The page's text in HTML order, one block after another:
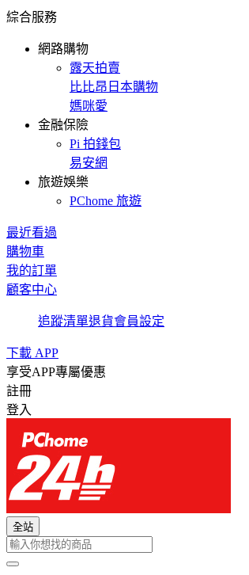
綜合服務
網路購物
露天拍賣
比比昂日本購物
媽咪愛
金融保險
Pi 拍錢包
易安網
旅遊娛樂
PChome 旅遊
最近看過
購物車
我的訂單
顧客中心
追蹤清單退貨會員設定
下載 APP
享受APP專屬優惠
註冊
登入
全站